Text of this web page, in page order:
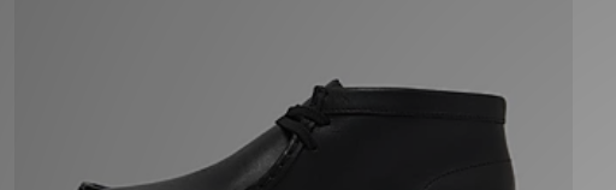
LOCALIZADOR DE LOJAS